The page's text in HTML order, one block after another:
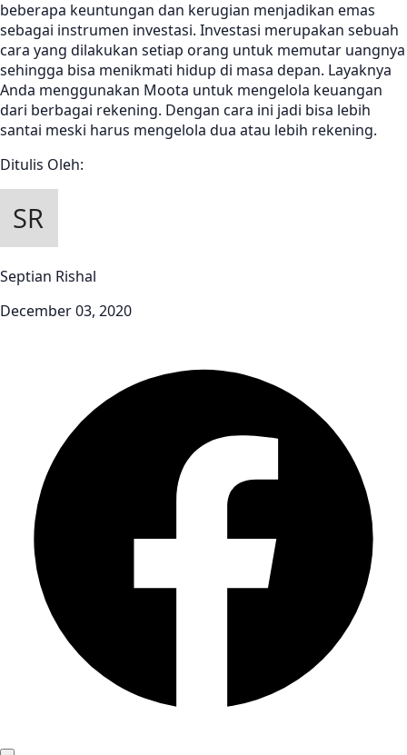
beberapa keuntungan dan kerugian menjadikan emas
sebagai instrumen investasi. Investasi merupakan sebuah
cara yang dilakukan setiap orang untuk memutar uangnya
sehingga bisa menikmati hidup di masa depan. Layaknya
Anda menggunakan Moota untuk mengelola keuangan
dari berbagai rekening. Dengan cara ini jadi bisa lebih
santai meski harus mengelola dua atau lebih rekening.
Ditulis Oleh:
Septian Rishal
December 03, 2020